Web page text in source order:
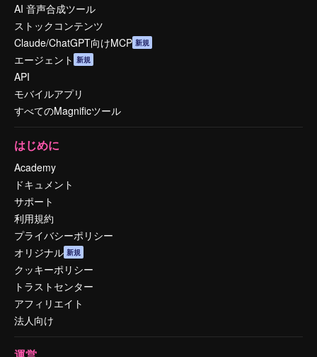
AI 音声合成ツール
ストックコンテンツ
Claude/ChatGPT向けMCP 新規
エージェント 新規
API
モバイルアプリ
すべてのMagnificツール
はじめに
Academy
ドキュメント
サポート
利用規約
プライバシーポリシー
オリジナル 新規
クッキーポリシー
トラストセンター
アフィリエイト
法人向け